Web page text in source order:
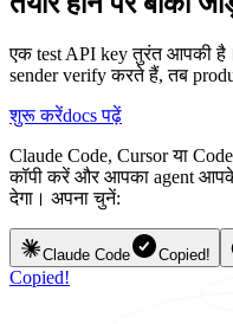
एक test API key तुरंत आपकी
sender verify करते हैं, तब
शुरू करेंdocs पढ़ें
Claude Code, Cursor या
कॉपी करें और आपका agent
देगा। अपना चुनें:
Claude Code Copied!
Copied!